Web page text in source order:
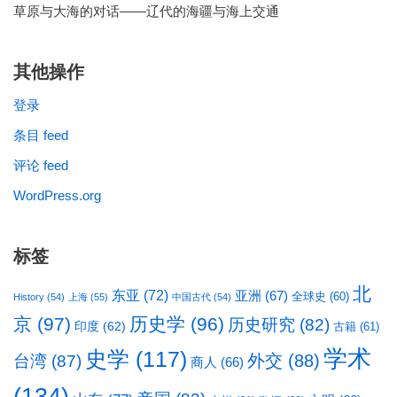
草原与大海的对话——辽代的海疆与海上交通
其他操作
登录
条目 feed
评论 feed
WordPress.org
标签
History (54) 上海 (55) 东亚 (72) 中国古代 (54) 亚洲 (67) 全球史 (60) 北
京 (97) 印度 (62) 历史学 (96) 历史研究 (82) 古籍 (61)
台湾 (87) 史学 (117) 商人 (66) 外交 (88) 学术